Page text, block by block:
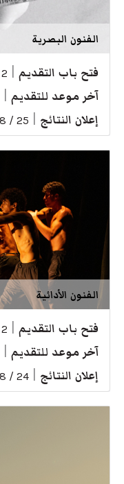
الفنون البصرية
فتح باب التقديم 2 / 2 / 2026
آخر موعد للتقديم
إعلان النتائج 25 / 8 / 2026
الفنون الأدائية
فتح باب التقديم 2 / 2 / 2026
آخر موعد للتقديم
إعلان النتائج 24 / 8 / 2026